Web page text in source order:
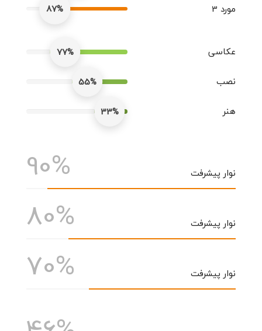
مورد 3
87%
عکاسی
77%
نصب
55%
هنر
33%
نوار پیشرفت 90%
نوار پیشرفت 80%
نوار پیشرفت 70%